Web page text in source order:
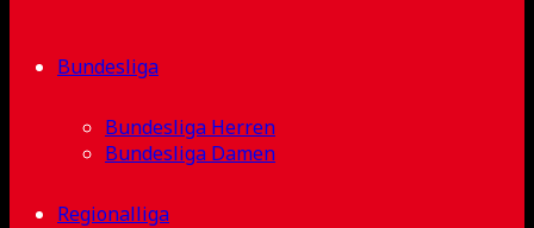
Bundesliga
Bundesliga Herren
Bundesliga Damen
Regionalliga